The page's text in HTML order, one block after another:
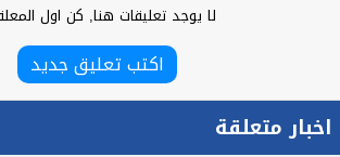
لا يوجد تعليقات هنا, كن اول
اكتب تعليق جديد
اخبار متعلقة